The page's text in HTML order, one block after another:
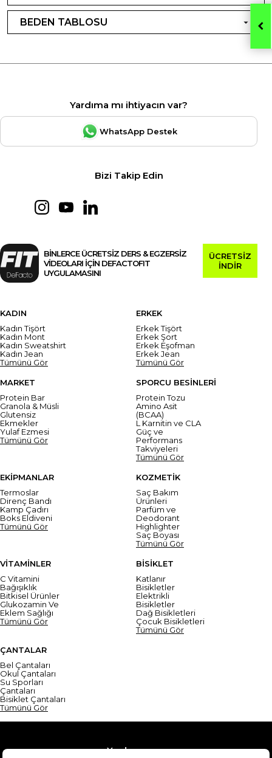
BEDEN TABLOSU
Yardıma mı ihtiyacın var?
WhatsApp Destek
Bizi Takip Edin
BİNLERCE ÜCRETSİZ DERS & EGZERSİZ
VİDEOLARI İÇİN DEFACTOFIT
UYGULAMASINI
ÜCRETSİZ
İNDİR
KADIN
Kadın Tişört
Kadın Mont
Kadın Sweatshirt
Kadın Jean
Tümünü Gör
ERKEK
Erkek Tişört
Erkek Şort
Erkek Eşofman
Erkek Jean
Tümünü Gör
MARKET
Protein Bar
Granola & Müsli
Glutensiz
Ekmekler
Yulaf Ezmesi
Tümünü Gör
SPORCU BESİNLERİ
Protein Tozu
Amino Asit
(BCAA)
L Karnitin ve CLA
Güç ve
Performans
Takviyeleri
Tümünü Gör
EKİPMANLAR
Termoslar
Direnç Bandı
Kamp Çadırı
Boks Eldiveni
Tümünü Gör
KOZMETİK
Saç Bakım
Ürünleri
Parfüm ve
Deodorant
Highlighter
Saç Boyası
Tümünü Gör
VİTAMİNLER
C Vitamini
Bağışıklık
Bitkisel Ürünler
Glukozamin Ve
Eklem Sağlığı
Tümünü Gör
BİSİKLET
Katlanır
Bisikletler
Elektrikli
Bisikletler
Dağ Bisikletleri
Çocuk Bisikletleri
Tümünü Gör
ÇANTALAR
Bel Çantaları
Okul Çantaları
Su Sporları
Çantaları
Bisiklet Çantaları
Tümünü Gör
Yardım